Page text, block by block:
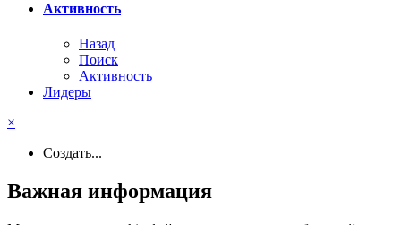
Активность
Назад
Поиск
Активность
Лидеры
×
Создать...
Важная информация